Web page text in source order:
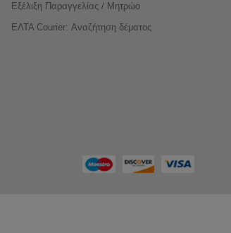
Εξέλιξη Παραγγελίας / Μητρώο
ΕΛΤΑ Courier: Αναζήτηση δέματος